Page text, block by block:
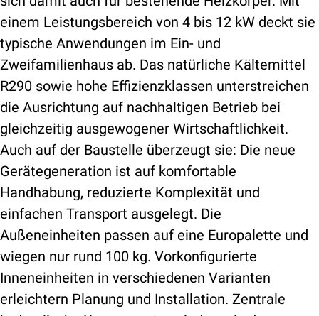
einem Leistungsbereich von 4 bis 12 kW deckt sie
typische Anwendungen im Ein- und
Zweifamilienhaus ab. Das natürliche Kältemittel
R290 sowie hohe Effizienzklassen unterstreichen
die Ausrichtung auf nachhaltigen Betrieb bei
gleichzeitig ausgewogener Wirtschaftlichkeit.
Auch auf der Baustelle überzeugt sie: Die neue
Gerätegeneration ist auf komfortable
Handhabung, reduzierte Komplexität und
einfachen Transport ausgelegt. Die
Außeneinheiten passen auf eine Europalette und
wiegen nur rund 100 kg. Vorkonfigurierte
Inneneinheiten in verschiedenen Varianten
erleichtern Planung und Installation. Zentrale